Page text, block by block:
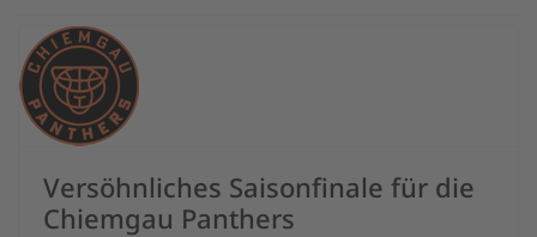
Versöhnliches Saisonfinale für die
Chiemgau Panthers